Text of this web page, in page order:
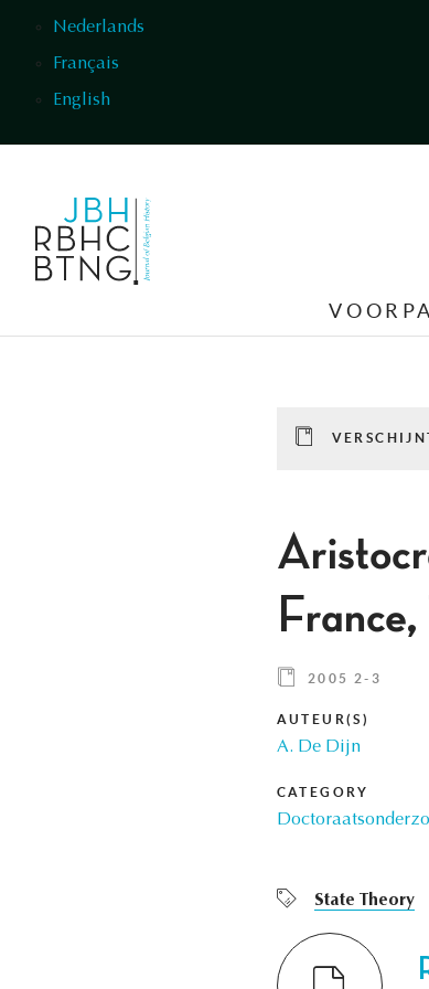
Nederlands
Français
English
2005 2-3
AUTEUR(S)
A. De Dijn
CATEGORY
State Theory